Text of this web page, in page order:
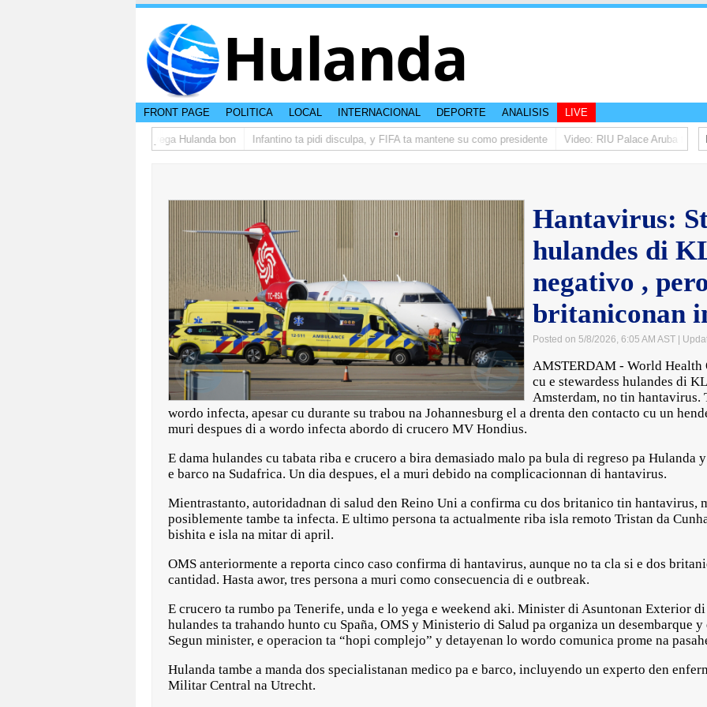
Hulanda
FRONT PAGE POLITICA LOCAL INTERNACIONAL DEPORTE ANALISIS LIVE
di studiantenan di Aruba a yega Hulanda bon Infantino ta pidi disculpa, y FIFA ta mantene su como presidente Video: RIU Palace Aruba ta
Hantavirus:
hulandes di
negativo ,
britaniconan
Posted on 5/8/2026, 6:05 AM AST |
AMSTERDAM - World
cu e stewardess hulandes di
Amsterdam, no tin hantavirus.
wordo infecta, apesar cu durante su trabou na Johannesburg el a drenta den contacto cu un
muri despues di a wordo infecta abordo di crucero MV Hondius.
E dama hulandes cu tabata riba e crucero a bira demasiado malo pa bula di regreso pa Hulanda
e barco na Sudafrica. Un dia despues, el a muri debido na complicacionnan di hantavirus.
Mientrastanto, autoridadnan di salud den Reino Uni a confirma cu dos britanico tin hantavirus,
posiblemente tambe ta infecta. E ultimo persona ta actualmente riba isla remoto Tristan da
bishita e isla na mitar di april.
OMS anteriormente a reporta cinco caso confirma di hantavirus, aunque no ta cla si e dos
cantidad. Hasta awor, tres persona a muri como consecuencia di e outbreak.
E crucero ta rumbo pa Tenerife, unda e lo yega e weekend aki. Minister di Asuntonan Exterior
hulandes ta trahando hunto cu Spaña, OMS y Ministerio di Salud pa organiza un desembarque y
Segun minister, e operacion ta “hopi complejo” y detayenan lo wordo comunica prome na
Hulanda tambe a manda dos specialistanan medico pa e barco, incluyendo un experto den
Militar Central na Utrecht.